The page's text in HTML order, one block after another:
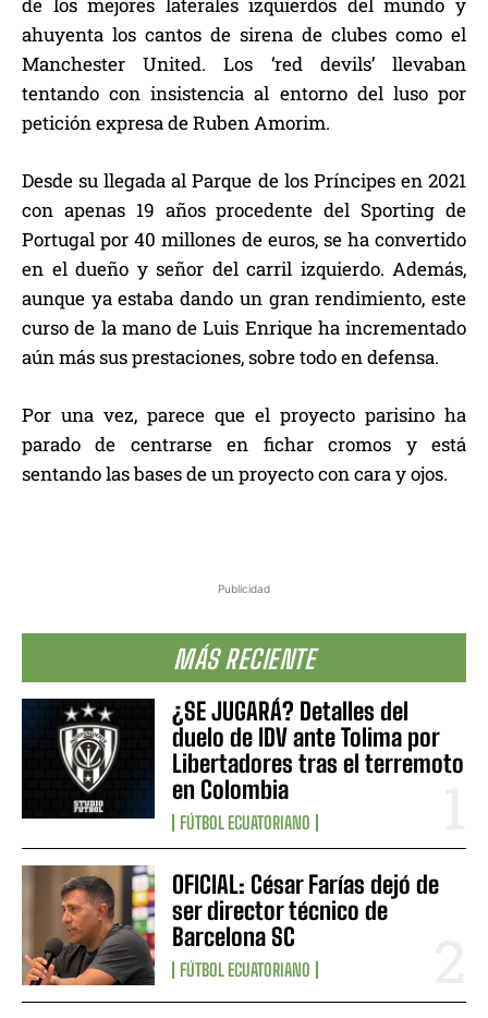
Publicidad
MÁS RECIENTE
¿SE JUGARÁ? Detalles del
duelo de IDV ante Tolima por
Libertadores tras el terremoto
en Colombia
FÚTBOL ECUATORIANO
OFICIAL: César Farías dejó de
ser director técnico de
Barcelona SC
FÚTBOL ECUATORIANO
de los mejores laterales izquierdos del mundo y
ahuyenta los cantos de sirena de clubes como el
Manchester United. Los ‘red devils’ llevaban
tentando con insistencia al entorno del luso por
petición expresa de Ruben Amorim.
Desde su llegada al Parque de los Príncipes en 2021
con apenas 19 años procedente del Sporting de
Portugal por 40 millones de euros, se ha convertido
en el dueño y señor del carril izquierdo. Además,
aunque ya estaba dando un gran rendimiento, este
curso de la mano de Luis Enrique ha incrementado
aún más sus prestaciones, sobre todo en defensa.
Por una vez, parece que el proyecto parisino ha
parado de centrarse en fichar cromos y está
sentando las bases de un proyecto con cara y ojos.